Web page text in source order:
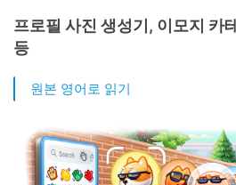
프로필 사진 생성기, 이모지 카
등
원본 영어로 읽기